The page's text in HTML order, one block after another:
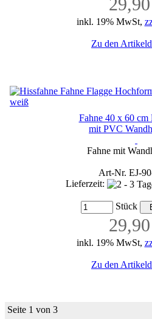
inkl. 19% MwSt,
Zu den
Fahne 40 x 60 cm
mit PVC
Fahne mit
Art-Nr. EJ-
Lieferzeit:
Stück
inkl. 19% MwSt,
Zu den
Seite 1 von 3